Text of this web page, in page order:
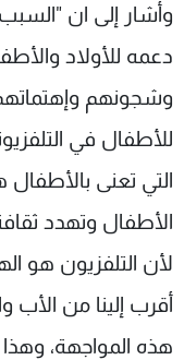
وأشار إلى ان
دعمه للأولاد
وشجونهم
للأطفال في
التي تعنى
الأطفال وتهدد
لأن التلفزيون هو
أقرب إلينا من الأب
هذه المواجهة،